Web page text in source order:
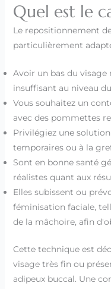
Quel est le
Le repositionnement
particulièrement
Avoir un bas du
insuffisant au niveau
Vous souhaitez un
avec des pommettes
Privilégiez une
temporaires ou à la
Sont en bonne santé
réalistes quant aux
Elles subissent ou
féminisation faciale,
de la mâchoire, afin
Cette technique est
visage très fin ou
adipeux buccal. Une